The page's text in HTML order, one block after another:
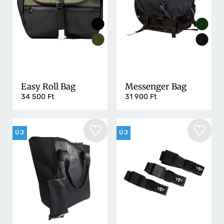
Név
Easy Roll Bag
34 500 Ft
Messenger Bag
31 900 Ft
ÚJ ÚJ